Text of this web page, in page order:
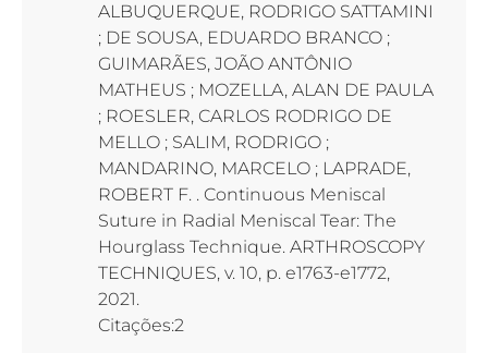
ALBUQUERQUE, RODRIGO SATTAMINI
; DE SOUSA, EDUARDO BRANCO ;
GUIMARÃES, JOÃO ANTÔNIO
MATHEUS ; MOZELLA, ALAN DE PAULA
; ROESLER, CARLOS RODRIGO DE
MELLO ; SALIM, RODRIGO ;
MANDARINO, MARCELO ; LAPRADE,
ROBERT F. . Continuous Meniscal
Suture in Radial Meniscal Tear: The
Hourglass Technique. ARTHROSCOPY
TECHNIQUES, v. 10, p. e1763-e1772,
2021.
Citações:2